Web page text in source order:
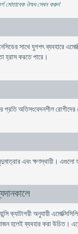
মোতাবেক ঔষধ সেবন করুন'
সাথে যুগপৎ ব্যবহারে
হ্রাস করতে পারে।
প্রতি অতিসংবেদনশীল রোগীদের
এবং ক্ষণস্থায়ী।
ক্যাটাগরী অনুযায়ী
হলেই ব্যবহার করা উচিত।